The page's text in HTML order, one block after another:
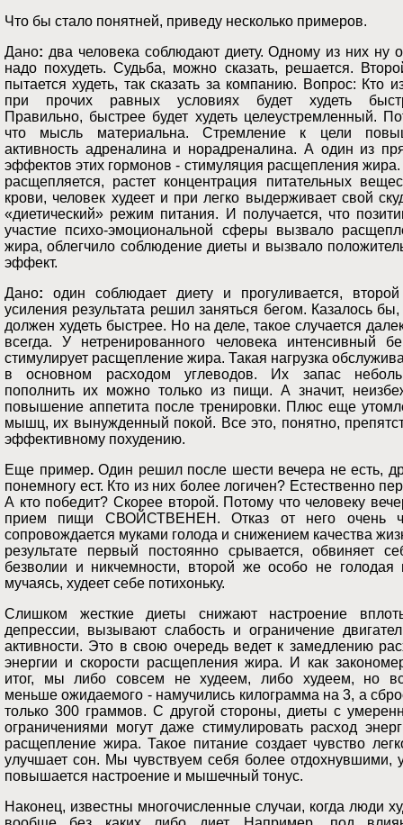
Что бы стало понятней, приведу несколько примеров.
Дано: два человека соблюдают диету. Одному из них ну
надо похудеть. Судьба, можно сказать, решается.
пытается худеть, так сказать за компанию. Вопрос: Кто
при прочих равных условиях будет худеть
Правильно, быстрее будет худеть целеустремленный.
что мысль материальна. Стремление к цели
активность адреналина и норадреналина. А один из
эффектов этих гормонов - стимуляция расщепления
расщепляется, растет концентрация питательных
крови, человек худеет и при легко выдерживает свой
«диетический» режим питания. И получается, что
участие психо-эмоциональной сферы вызвало
жира, облегчило соблюдение диеты и вызвало
эффект.
Дано: один соблюдает диету и прогуливается,
усиления результата решил заняться бегом. Казалось
должен худеть быстрее. Но на деле, такое случается
всегда. У нетренированного человека интенсивный
стимулирует расщепление жира. Такая нагрузка
в основном расходом углеводов. Их запас
пополнить их можно только из пищи. А значит,
повышение аппетита после тренировки. Плюс еще
мышц, их вынужденный покой. Все это, понятно,
эффективному похудению.
Еще пример.Один решил после шести вечера не есть,
понемногу ест. Кто из них более логичен? Естественно
А кто победит? Скорее второй. Потому что человеку
прием пищи СВОЙСТВЕНЕН. Отказ от него очень
сопровождается муками голода и снижением качества
результате первый постоянно срывается, обвиняет
безволии и никчемности, второй же особо не голодая
мучаясь, худеет себе потихоньку.
Слишком жесткие диеты снижают настроение
депрессии, вызывают слабость и ограничение
активности. Это в свою очередь ведет к замедлению
энергии и скорости расщепления жира. И как
итог, мы либо совсем не худеем, либо худеем, но
меньше ожидаемого - намучились килограмма на 3, а
только 300 граммов. С другой стороны, диеты с
ограничениями могут даже стимулировать расход
расщепление жира. Такое питание создает чувство
улучшает сон. Мы чувствуем себя более отдохнувшими,
повышается настроение и мышечный тонус.
Наконец, известны многочисленные случаи, когда люди